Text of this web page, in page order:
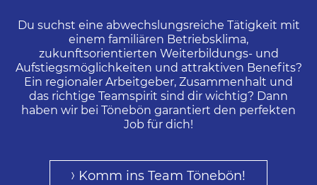
Du suchst eine abwechslungsreiche Tätigkeit mit
einem familiären Betriebsklima,
zukunftsorientierten Weiterbildungs- und
Aufstiegsmöglichkeiten und attraktiven Benefits?
Ein regionaler Arbeitgeber, Zusammenhalt und
das richtige Teamspirit sind dir wichtig? Dann
haben wir bei Tönebön garantiert den perfekten
Job für dich!
Komm ins Team Tönebön!